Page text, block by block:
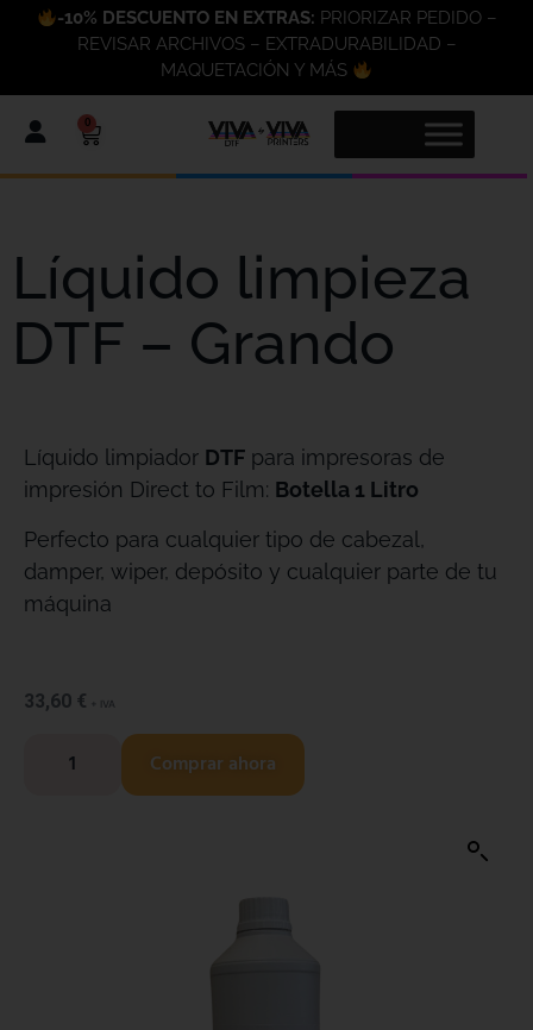
-10% DESCUENTO EN EXTRAS: PRIORIZAR PEDIDO –
REVISAR ARCHIVOS – EXTRADURABILIDAD –
MAQUETACIÓN Y MÁS
0
Líquido limpieza
DTF – Grando
Líquido limpiador DTF para impresoras de
impresión Direct to Film: Botella 1 Litro
Perfecto para cualquier tipo de cabezal,
damper, wiper, depósito y cualquier parte de tu
máquina
33,60 € + IVA
Comprar ahora